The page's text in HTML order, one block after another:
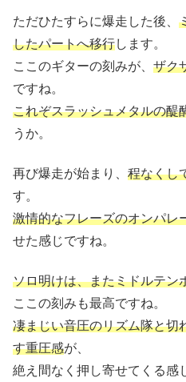
ただひたすらに爆走した後、
したパートへ移行します。
ここのギターの刻みが、 ザク
ですね。
これぞスラッシュメタルの醍
うか。
再び爆走が始まり、 程なくし
す。
激情的なフレーズのオンパレ
せた感じですね。
ソロ明けは、またミドルテン
ここの刻みも最高ですね。
凄まじい音圧のリズム隊と切
す重圧感が、
絶え間なく押し寄せてくる感